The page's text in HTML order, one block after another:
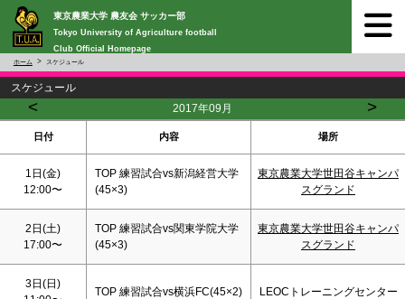
東京農業大学 農友会 サッカー部
Tokyo University of Agriculture football
Club Official Homepage
ホーム スケジュール
スケジュール
< 2017年09月 >
日付 内容 場所
1日(金)
12:00〜
TOP 練習試合vs新潟経営大学
(45×3)
東京農業大学世田谷キャンパ
スグランド
2日(土)
17:00〜
TOP 練習試合vs関東学院大学
(45×3)
東京農業大学世田谷キャンパ
スグランド
3日(日)
TOP 練習試合vs横浜FC(45×2) LEOCトレーニングセンター